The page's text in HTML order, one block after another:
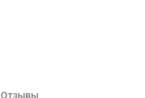
Отзывы